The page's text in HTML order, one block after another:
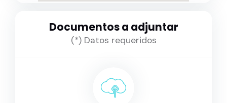
Salud
Servicios profesionales y técnicos
Documentos a adjuntar
(*) Datos requeridos